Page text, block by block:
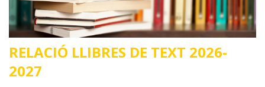
RELACIÓ LLIBRES DE TEXT 2026-
2027